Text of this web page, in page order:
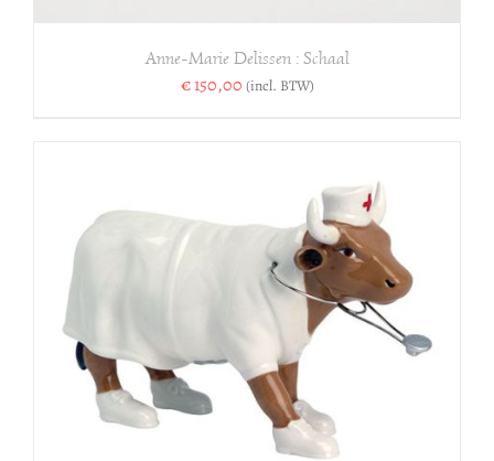
Anne-Marie Delissen : Schaal
€150,00 (incl. BTW)